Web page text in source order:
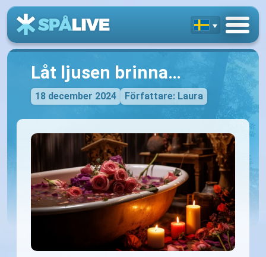
Låt ljusen brinna…
18 december 2024 Författare: Laura